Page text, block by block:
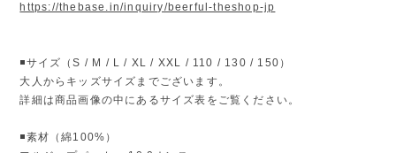
https://thebase.in/inquiry/beerful-theshop-jp
◾️サイズ（S / M / L / XL / XXL / 110 / 130 / 150）
大人からキッズサイズまでございます。
詳細は商品画像の中にあるサイズ表をご覧ください。
◾️素材（綿100%）